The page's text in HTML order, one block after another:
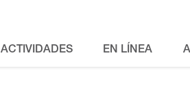
ACTIVIDADES EN LÍNEA